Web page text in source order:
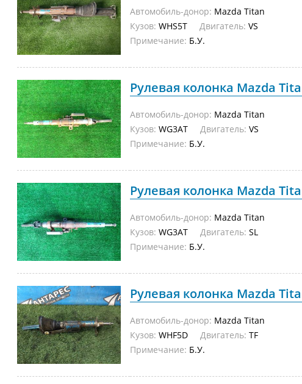
Автомобиль-донор: Mazda Titan
Кузов: WHS5T Двигатель: VS
Примечание: Б.У.
Рулевая колонка Mazda
Автомобиль-донор: Mazda Titan
Кузов: WG3AT Двигатель: VS
Примечание: Б.У.
Рулевая колонка Mazda
Автомобиль-донор: Mazda Titan
Кузов: WG3AT Двигатель: SL
Примечание: Б.У.
Рулевая колонка Mazda
Автомобиль-донор: Mazda Titan
Кузов: WHF5D Двигатель: TF
Примечание: Б.У.